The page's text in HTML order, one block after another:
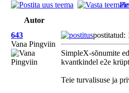
Autor
643
Vana Pingviin
postitatud:
SimpleX-sõnumite
kvantkindel e2e
Teie turvalisuse ja